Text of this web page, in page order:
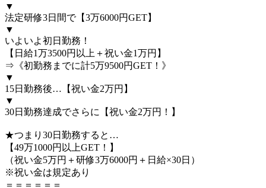
▼
法定研修3日間で【3万6000円GET】
▼
いよいよ初日勤務！
【日給1万3500円以上＋祝い金1万円】
⇒《初勤務までに計5万9500円GET！》
▼
15日勤務後…【祝い金2万円】
▼
30日勤務達成でさらに【祝い金2万円！】
★つまり30日勤務すると…
【49万1000円以上GET！】
（祝い金5万円＋研修3万6000円＋日給×30日）
※祝い金は規定あり
＝＝＝＝＝＝